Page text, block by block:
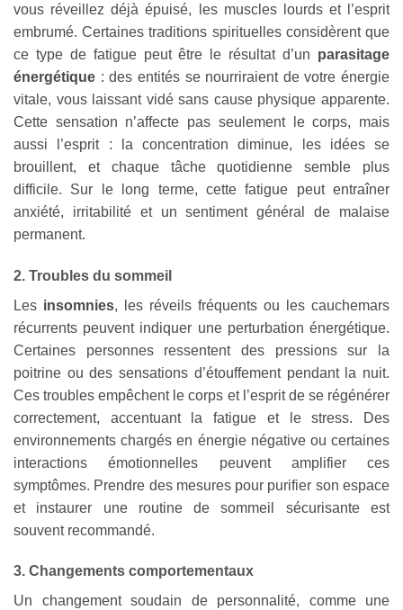
vous réveillez déjà épuisé, les muscles lourds et l’esprit
embrumé. Certaines traditions spirituelles considèrent que
ce type de fatigue peut être le résultat d’un parasitage
énergétique : des entités se nourriraient de votre énergie
vitale, vous laissant vidé sans cause physique apparente.
Cette sensation n’affecte pas seulement le corps, mais
aussi l’esprit : la concentration diminue, les idées se
brouillent, et chaque tâche quotidienne semble plus
difficile. Sur le long terme, cette fatigue peut entraîner
anxiété, irritabilité et un sentiment général de malaise
permanent.
2. Troubles du sommeil
Les insomnies, les réveils fréquents ou les cauchemars
récurrents peuvent indiquer une perturbation énergétique.
Certaines personnes ressentent des pressions sur la
poitrine ou des sensations d’étouffement pendant la nuit.
Ces troubles empêchent le corps et l’esprit de se régénérer
correctement, accentuant la fatigue et le stress. Des
environnements chargés en énergie négative ou certaines
interactions émotionnelles peuvent amplifier ces
symptômes. Prendre des mesures pour purifier son espace
et instaurer une routine de sommeil sécurisante est
souvent recommandé.
3. Changements comportementaux
Un changement soudain de personnalité, comme une